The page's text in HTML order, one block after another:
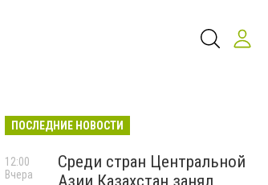
ПОСЛЕДНИЕ НОВОСТИ
Среди стран Центральной
Азии Казахстан занял
12:00
Вчера